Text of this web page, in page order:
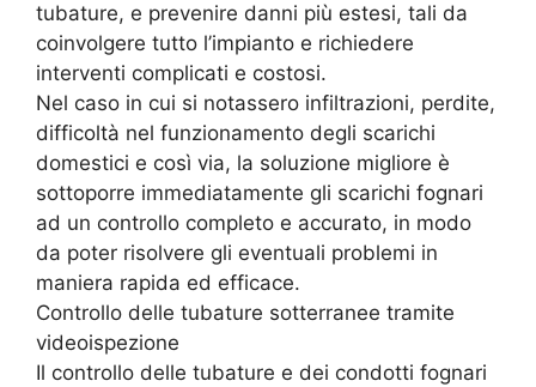
tubature, e prevenire danni più estesi, tali da
coinvolgere tutto l’impianto e richiedere
interventi complicati e costosi.
Nel caso in cui si notassero infiltrazioni, perdite,
difficoltà nel funzionamento degli scarichi
domestici e così via, la soluzione migliore è
sottoporre immediatamente gli scarichi fognari
ad un controllo completo e accurato, in modo
da poter risolvere gli eventuali problemi in
maniera rapida ed efficace.
Controllo delle tubature sotterranee tramite
videoispezione
Il controllo delle tubature e dei condotti fognari